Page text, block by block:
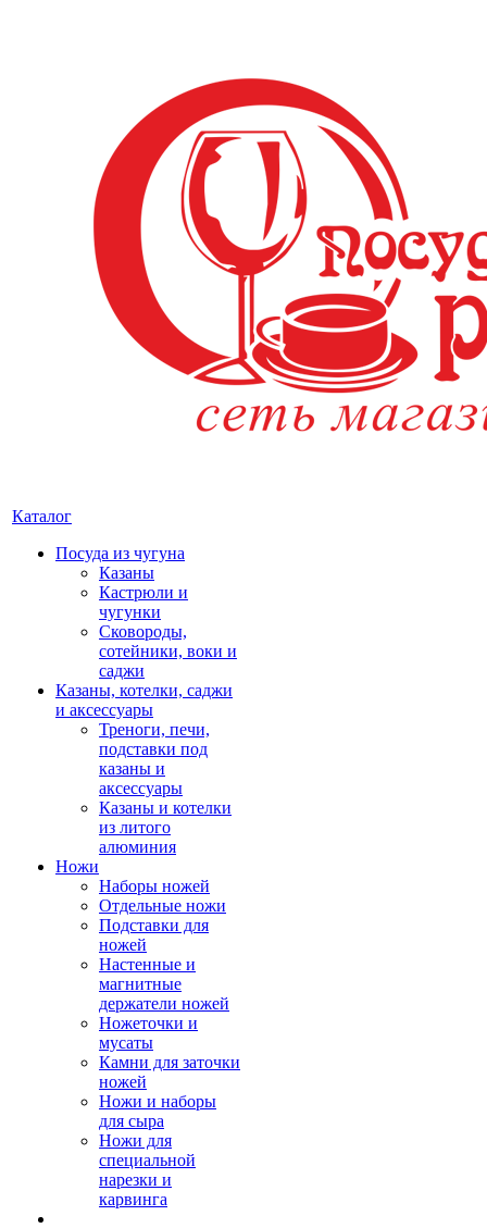
Каталог
Посуда из чугуна
Казаны
Кастрюли и
чугунки
Сковороды,
сотейники, воки и
саджи
Казаны, котелки, саджи
и аксессуары
Треноги, печи,
подставки под
казаны и
аксессуары
Казаны и котелки
из литого
алюминия
Ножи
Наборы ножей
Отдельные ножи
Подставки для
ножей
Настенные и
магнитные
держатели ножей
Ножеточки и
мусаты
Камни для заточки
ножей
Ножи и наборы
для сыра
Ножи для
специальной
нарезки и
карвинга